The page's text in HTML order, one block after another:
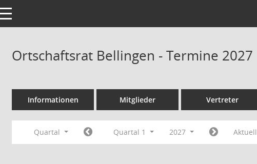
navigation
Ortschaftsrat Bellingen - Termine 2027
Informationen Mitglieder Vertreter
Quartal Quartal 1 2027 Aktuell